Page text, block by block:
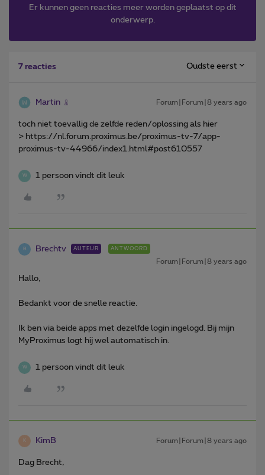
Er kunnen geen reacties meer worden geplaatst op dit
onderwerp.
7 reacties Oudste eerst
Martin Forum|Forum|8 years ago
toch niet toevallig de zelfde reden/oplossing als hier
> https://nl.forum.proximus.be/proximus-tv-7/app-
proximus-tv-44966/index1.html#post610557
W 1 persoon vindt dit leuk
B Brechtv AUTEUR ANTWOORD
Forum|Forum|8 years ago
Hallo,
Bedankt voor de snelle reactie.
Ik ben via beide apps met dezelfde login ingelogd. Bij mijn
MyProximus logt hij wel automatisch in.
W 1 persoon vindt dit leuk
K KimB Forum|Forum|8 years ago
Dag Brecht,